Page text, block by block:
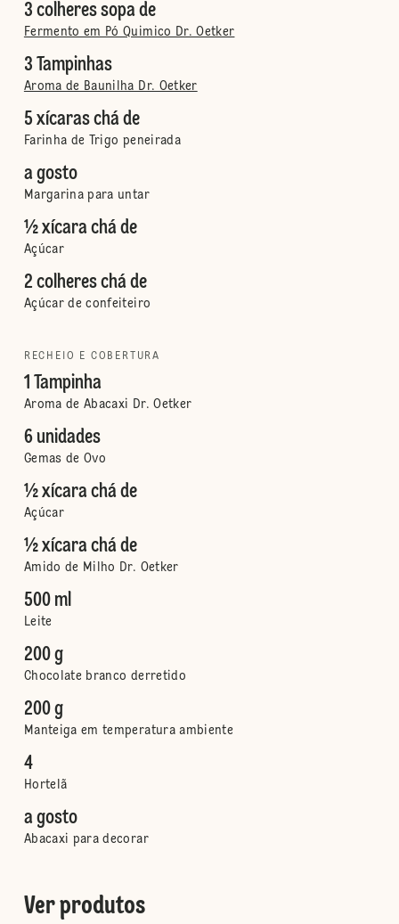
3 colheres sopa de
Fermento em Pó Quimico Dr. Oetker
3 Tampinhas
Aroma de Baunilha Dr. Oetker
5 xícaras chá de
Farinha de Trigo peneirada
a gosto
Margarina para untar
½ xícara chá de
Açúcar
2 colheres chá de
Açúcar de confeiteiro
RECHEIO E COBERTURA
1 Tampinha
Aroma de Abacaxi Dr. Oetker
6 unidades
Gemas de Ovo
½ xícara chá de
Açúcar
½ xícara chá de
Amido de Milho Dr. Oetker
500 ml
Leite
200 g
Chocolate branco derretido
200 g
Manteiga em temperatura ambiente
4
Hortelã
a gosto
Abacaxi para decorar
Ver produtos